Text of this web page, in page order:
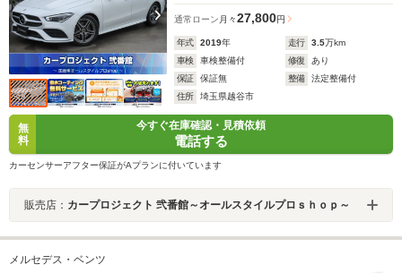
通常ローン 月々27,800円
年式 2019年 走行 3.5万km
車検
車検整備付 修復
あり
保証
保証無 整備
法定整備付
住所
埼玉県越谷市
無
料
今すぐ在庫確認・見積依頼
電話する
カーセンサーアフター保証がAプランに付いています
販売店： カープロジェクト 弐番館～オールスタイルプロｓｈｏｐ～
メルセデス・ベンツ